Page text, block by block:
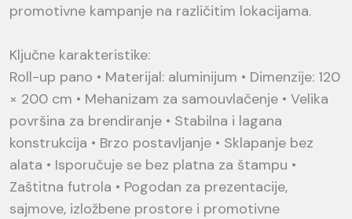
promotivne kampanje na različitim lokacijama.
Ključne karakteristike:
Roll-up pano • Materijal: aluminijum • Dimenzije: 120
× 200 cm • Mehanizam za samouvlačenje • Velika
površina za brendiranje • Stabilna i lagana
konstrukcija • Brzo postavljanje • Sklapanje bez
alata • Isporučuje se bez platna za štampu •
Zaštitna futrola • Pogodan za prezentacije,
sajmove, izložbene prostore i promotivne